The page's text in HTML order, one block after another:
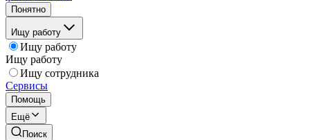
Понятно
Ищу работу
Ищу работу
Ищу работу
Ищу сотрудника
Сервисы
Помощь
Ещё
Поиск